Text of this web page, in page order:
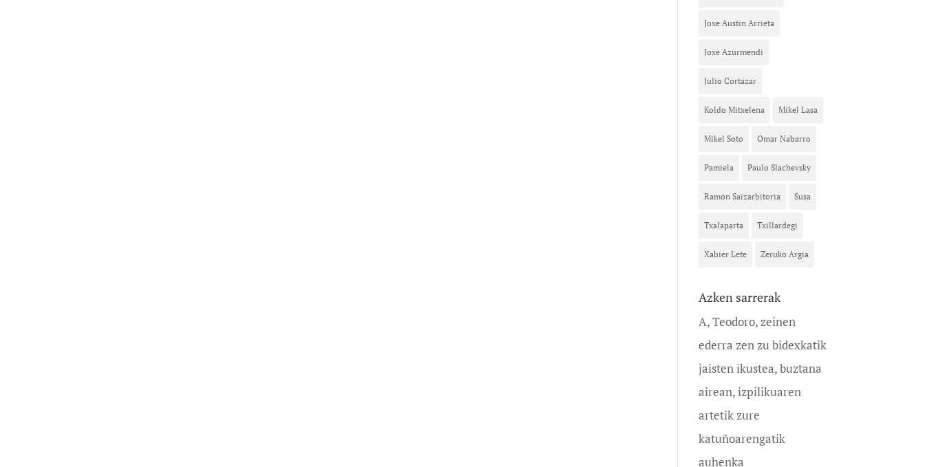
Joxe Austin Arrieta
Joxe Azurmendi
Julio Cortazar
Koldo Mitxelena Mikel Lasa
Mikel Soto Omar Nabarro
Pamiela Paulo Slachevsky
Ramon Saizarbitoria Susa
Txalaparta Txillardegi
Xabier Lete Zeruko Argia
Azken sarrerak
A, Teodoro, zeinen
ederra zen zu bidexkatik
jaisten ikustea, buztana
airean, izpilikuaren
artetik zure
katuñoarengatik
auhenka